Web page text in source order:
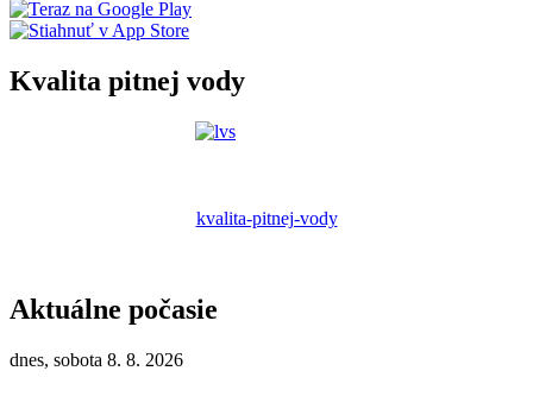
Kvalita pitnej vody
kvalita-pitnej-vody
Aktuálne počasie
dnes, sobota 8. 8. 2026